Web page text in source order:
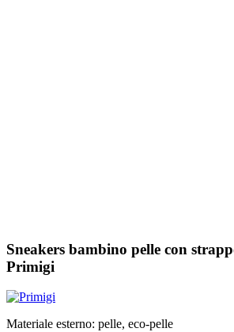
Sneakers bambino pelle con
Primigi
Materiale esterno: pelle, eco-pelle